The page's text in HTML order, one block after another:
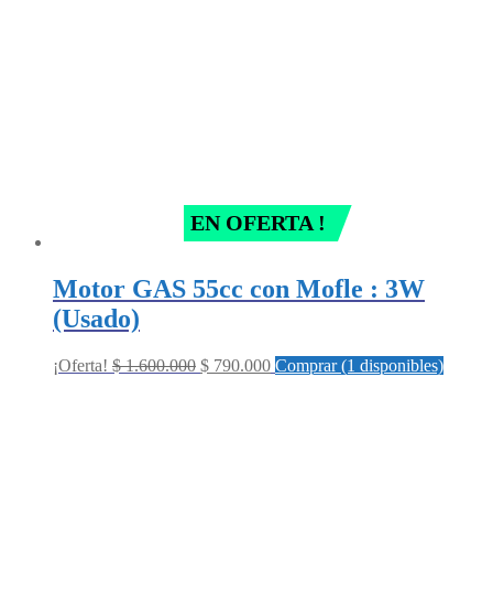
EN OFERTA !
Motor GAS 55cc con Mofle : 3W
(Usado)
¡Oferta! $1.600.000 Original
$ 790.000Current
Comprar (1 disponibles)